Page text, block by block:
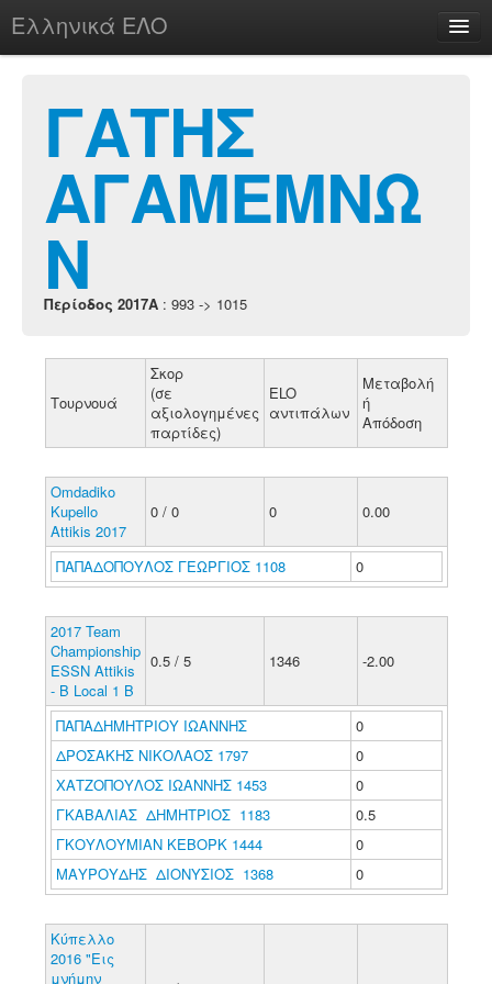
Ελληνικά ΕΛΟ
chesstu.be @ discord
Login
ΓΑΤΗΣ
ΑΓΑΜΕΜΝΩ
Ν
Περίοδος 2017A : 993 -> 1015
Τουρνουά
Σκορ
(σε
αξιολογημένες
παρτίδες)
ELO
αντιπάλων
Μεταβολή
ή
Απόδοση
Omdadiko
Kupello
Attikis 2017
0 / 0 0 0.00
ΠΑΠΑΔΟΠΟΥΛΟΣ ΓΕΩΡΓΙΟΣ 1108 0
2017 Team
Championship
ESSN Attikis
- B Local 1 B
0.5 / 5 1346 -2.00
ΠΑΠΑΔΗΜΗΤΡΙΟΥ ΙΩΑΝΝΗΣ
0
ΔΡΟΣΑΚΗΣ ΝΙΚΟΛΑΟΣ 1797
0
ΧΑΤΖΟΠΟΥΛΟΣ ΙΩΑΝΝΗΣ 1453
0
ΓΚΑΒΑΛΙΑΣ ΔΗΜΗΤΡΙΟΣ 1183
0.5
ΓΚΟΥΛΟΥΜΙΑΝ ΚΕΒΟΡΚ 1444
0
ΜΑΥΡΟΥΔΗΣ ΔΙΟΝΥΣΙΟΣ 1368
0
Κύπελλο
2016 "Εις
μνήμην